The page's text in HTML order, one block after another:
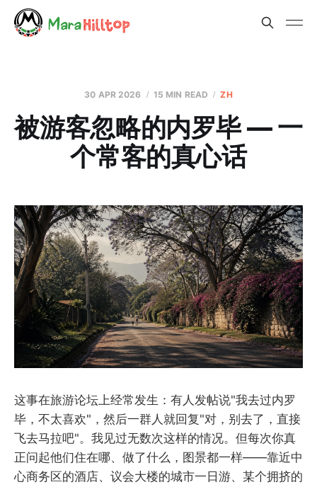
30 APR 2026 15 MIN READ ZH
被游客忽略的内罗毕 — 一
个常客的真心话
这事在旅游论坛上经常发生：有人发帖说"我去过内罗
毕，不太喜欢"，然后一群人就回复"对，别去了，直接
飞去马拉吧"。我见过无数次这样的情况。但每次你真
正问起他们住在哪、做了什么，图景都一样——靠近中
心商务区的酒店、议会大楼的城市一日游、某个拥挤的